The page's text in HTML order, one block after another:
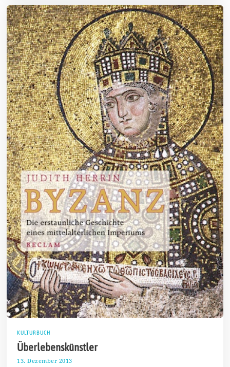
KULTURBUCH
Überlebenskünstler
13. Dezember 2013